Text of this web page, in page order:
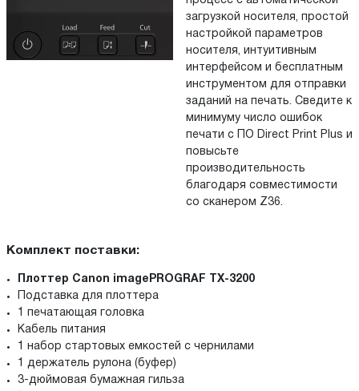
загрузкой носителя, простой
настройкой параметров
носителя, интуитивным
интерфейсом и бесплатным
инструментом для отправки
заданий на печать. Сведите к
минимуму число ошибок
печати с ПО Direct Print Plus и
повысьте
производительность
благодаря совместимости
со сканером Z36.
Комплект поставки:
Плоттер Canon imagePROGRAF TX-3200
Подставка для плоттера
1 печатающая головка
Кабель питания
1 набор стартовых емкостей с чернилами
1 держатель рулона (буфер)
3-дюймовая бумажная гильза